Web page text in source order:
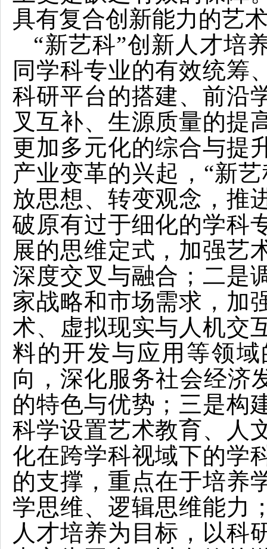
具有复合创新能力的艺
“新艺科”创新人才培
同学科专业的有效统筹
科研平台的搭建、前沿
叉互补、生源质量的提
更加多元化的综合与提
产业变革的兴起，“新
放思想、转变观念，推
破原有过于细化的学科
展的思维定式，加强艺
深度交叉与融合；二是
家战略和市场需求，加
术、虚拟现实与人机交
料的开发与应用等领
向，深化服务社会经济
的特色与优势；三是构
科学设置艺术教育、人
化在跨学科视域下的学
的支撑，重点在于培养
学思维、逻辑思维能力
人才培养为目标，以科